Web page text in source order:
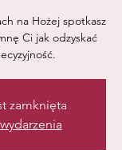
na Hożej spotkasz
Ci jak odzyskać
zamknięta